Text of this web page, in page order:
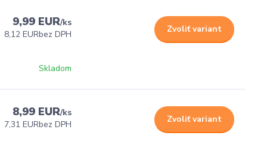
9,99 EUR/ks
8,12 EURbez DPH
Skladom
Zvoliť variant
8,99 EUR/ks
7,31 EURbez DPH Zvoliť variant